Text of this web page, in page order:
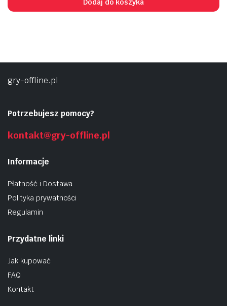
gry-offline.pl
Potrzebujesz pomocy?
kontakt@gry-offline.pl
Informacje
Płatność i Dostawa
Polityka prywatności
Regulamin
Przydatne linki
Jak kupować
FAQ
Kontakt